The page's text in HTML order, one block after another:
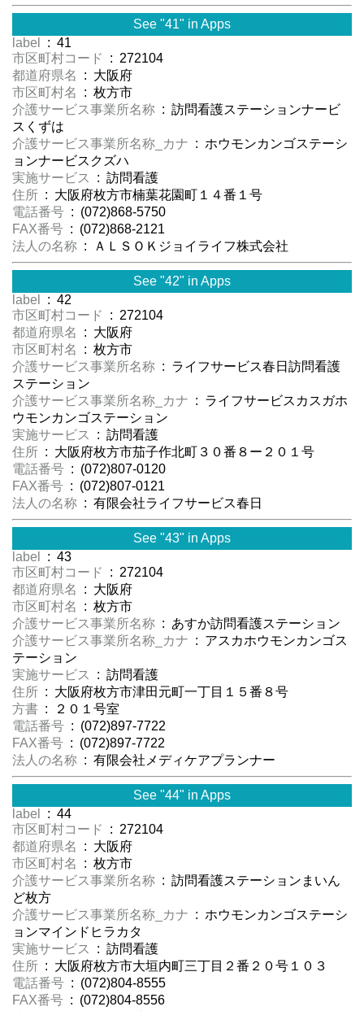
See "41" in Apps
label
: 41
市区町村コード
: 272104
都道府県名
: 大阪府
市区町村名
: 枚方市
介護サービス事業所名称 : 訪問看護ステーションナービ
スくずは
介護サービス事業所名称_カナ : ホウモンカンゴステーシ
ョンナービスクズハ
実施サービス
: 訪問看護
住所 : 大阪府枚方市楠葉花園町１４番１号
電話番号 : (072)868-5750
FAX番号 : (072)868-2121
法人の名称 : ＡＬＳＯＫジョイライフ株式会社
See "42" in Apps
label
: 42
市区町村コード
: 272104
都道府県名
: 大阪府
市区町村名
: 枚方市
介護サービス事業所名称 : ライフサービス春日訪問看護
ステーション
介護サービス事業所名称_カナ : ライフサービスカスガホ
ウモンカンゴステーション
実施サービス
: 訪問看護
住所 : 大阪府枚方市茄子作北町３０番８ー２０１号
電話番号 : (072)807-0120
FAX番号 : (072)807-0121
法人の名称 : 有限会社ライフサービス春日
See "43" in Apps
label
: 43
市区町村コード
: 272104
都道府県名
: 大阪府
市区町村名
: 枚方市
介護サービス事業所名称 : あすか訪問看護ステーション
介護サービス事業所名称_カナ : アスカホウモンカンゴス
テーション
実施サービス
: 訪問看護
住所 : 大阪府枚方市津田元町一丁目１５番８号
方書 : ２０１号室
電話番号 : (072)897-7722
FAX番号 : (072)897-7722
法人の名称 : 有限会社メディケアプランナー
See "44" in Apps
label
: 44
市区町村コード
: 272104
都道府県名
: 大阪府
市区町村名
: 枚方市
介護サービス事業所名称 : 訪問看護ステーションまいん
ど枚方
介護サービス事業所名称_カナ : ホウモンカンゴステーシ
ョンマインドヒラカタ
実施サービス
: 訪問看護
住所 : 大阪府枚方市大垣内町三丁目２番２０号１０３
電話番号 : (072)804-8555
FAX番号 : (072)804-8556